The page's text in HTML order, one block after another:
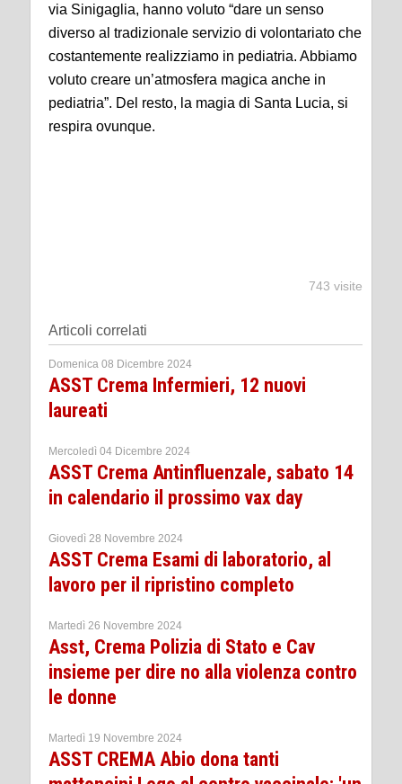
via Sinigaglia, hanno voluto “dare un senso
diverso al tradizionale servizio di volontariato che
costantemente realizziamo in pediatria. Abbiamo
voluto creare un’atmosfera magica anche in
pediatria”. Del resto, la magia di Santa Lucia, si
respira ovunque.
743 visite
Articoli correlati
Domenica 08 Dicembre 2024
ASST Crema Infermieri, 12 nuovi
laureati
Mercoledì 04 Dicembre 2024
ASST Crema Antinfluenzale, sabato 14
in calendario il prossimo vax day
Giovedì 28 Novembre 2024
ASST Crema Esami di laboratorio, al
lavoro per il ripristino completo
Martedì 26 Novembre 2024
Asst, Crema Polizia di Stato e Cav
insieme per dire no alla violenza contro
le donne
Martedì 19 Novembre 2024
ASST CREMA Abio dona tanti